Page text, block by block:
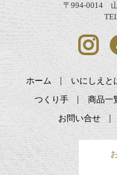
〒994-0014
ホーム いにしえと
つくり手
商品一
お問い合せ